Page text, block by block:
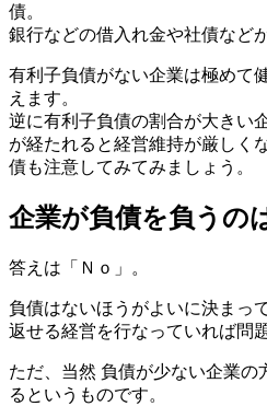
債。
銀行などの借入れ金や社債など
有利子負債がない企業は極めて
えます。
逆に有利子負債の割合が大きい
が経たれると経営維持が厳しく
債も注意してみてみましょう。
企業が負債を負うの
答えは「Ｎｏ」。
負債はないほうがよいに決まっ
返せる経営を行なっていれば問
ただ、当然 負債が少ない企業の
る というものです。